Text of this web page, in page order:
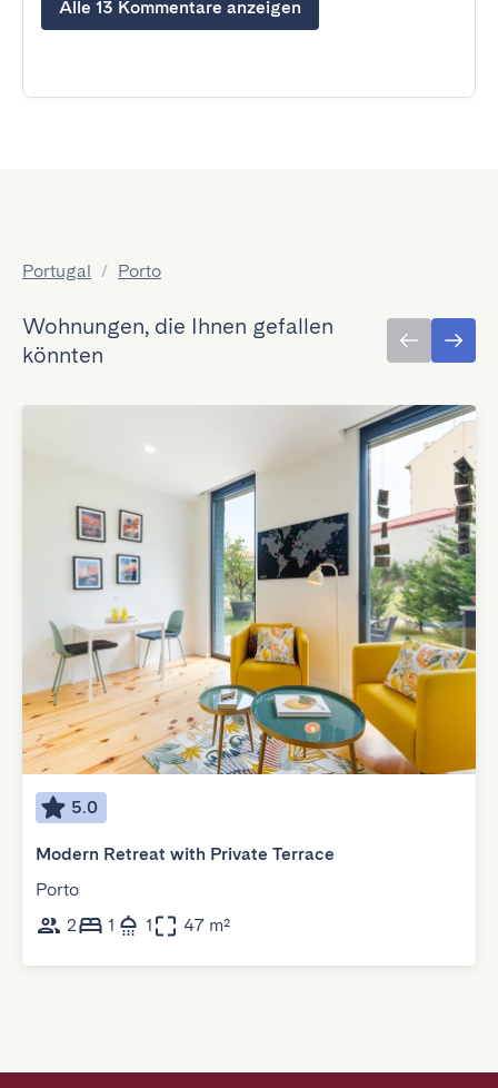
Alle 13 Kommentare anzeigen
Portugal / Porto
Wohnungen, die Ihnen gefallen
könnten
5.0
Modern Retreat with Private Terrace
Porto
2
1 1 47 m²